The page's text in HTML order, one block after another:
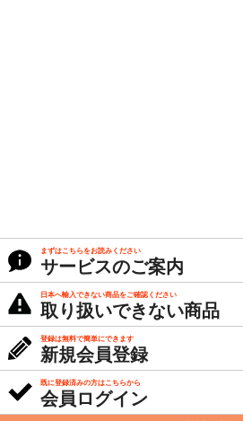
まずはこちらをお読みください
サービスのご案内
日本へ輸入できない商品をご確認ください
取り扱いできない商品
登録は無料で簡単にできます
新規会員登録
既に登録済みの方はこちらから
会員ログイン